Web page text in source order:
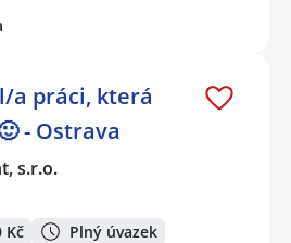
a práci, která
- Ostrava
s.r.o.
Kč
Plný úvazek